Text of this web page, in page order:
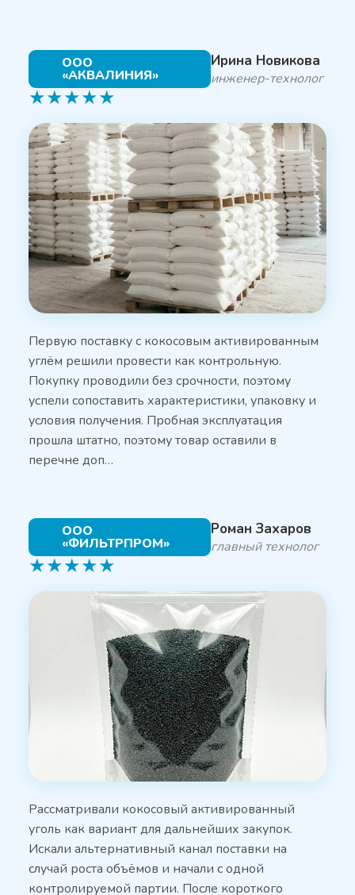
ООО
«АКВАЛИНИЯ»
Ирина Новикова
инженер-технолог
★★★★★
Первую поставку с кокосовым активированным
углём решили провести как контрольную.
Покупку проводили без срочности, поэтому
успели сопоставить характеристики, упаковку и
условия получения. Пробная эксплуатация
прошла штатно, поэтому товар оставили в
перечне доп…
ООО
«ФИЛЬТРПРОМ»
Роман Захаров
главный технолог
★★★★★
Рассматривали кокосовый активированный
уголь как вариант для дальнейших закупок.
Искали альтернативный канал поставки на
случай роста объёмов и начали с одной
контролируемой партии. После короткого